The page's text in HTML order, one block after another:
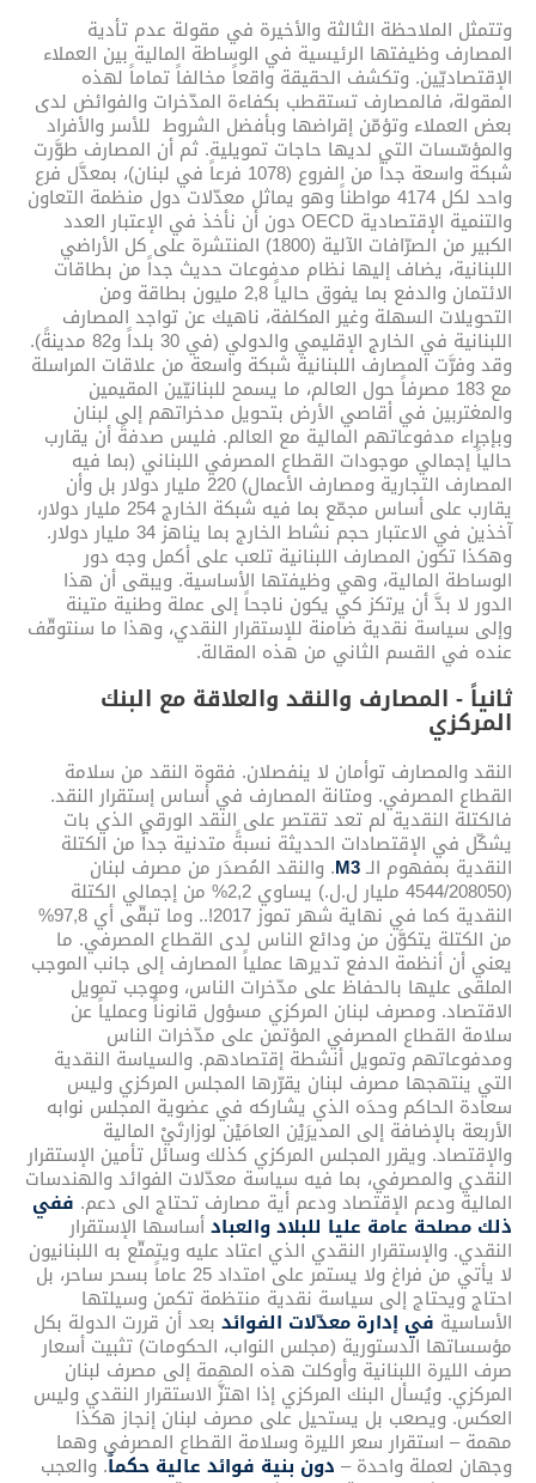
وتتمثل الملاحظة الثالثة والأخيرة في مقولة عدم تأدية
المصارف وظيفتها الرئيسية في الوساطة المالية بين العملاء
الإقتصاديّين. وتكشف الحقيقة واقعاً مخالفاً تماماً لهذه
المقولة، فالمصارف تستقطب بكفاءة المدّخرات والفوائض لدى
بعض العملاء وتؤمّن إقراضها وبأفضل الشروط للأسر والأفراد
والمؤسّسات التي لديها حاجات تمويلية. ثم أن المصارف طوَّرت
شبكة واسعة جداً من الفروع (1078 فرعاً في لبنان)، بمعدَّل فرع
واحد لكل 4174 مواطناً وهو يماثل معدّلات دول منظمة التعاون
والتنمية الإقتصادية OECD دون أن نأخذ في الإعتبار العدد
الكبير من الصرّافات الآلية (1800) المنتشرة على كل الأراضي
اللبنانية، يضاف إليها نظام مدفوعات حديث جداً من بطاقات
الائتمان والدفع بما يفوق حالياً 2,8 مليون بطاقة ومن
التحويلات السهلة وغير المكلفة، ناهيك عن تواجد المصارف
اللبنانية في الخارج الإقليمي والدولي (في 30 بلداً و82 مدينةً).
وقد وفرَّت المصارف اللبنانية شبكة واسعة من علاقات المراسلة
مع 183 مصرفاً حول العالم، ما يسمح للبنانيّين المقيمين
والمغتربين في أقاصي الأرض بتحويل مدخراتهم إلى لبنان
وبإجراء مدفوعاتهم المالية مع العالم. فليس صدفةً أن يقارب
حالياً إجمالي موجودات القطاع المصرفي اللبناني (بما فيه
المصارف التجارية ومصارف الأعمال) 220 مليار دولار بل وأن
يقارب على أساس مجمّع بما فيه شبكة الخارج 254 مليار دولار،
آخذين في الاعتبار حجم نشاط الخارج بما يناهز 34 مليار دولار.
وهكذا تكون المصارف اللبنانية تلعب على أكمل وجه دور
الوساطة المالية، وهي وظيفتها الأساسية. ويبقى أن هذا
الدور لا بدَّ أن يرتكز كي يكون ناجحاً إلى عملة وطنية متينة
وإلى سياسة نقدية ضامنة للإستقرار النقدي، وهذا ما سنتوقّف
عنده في القسم الثاني من هذه المقالة.
ثانياً - المصارف والنقد والعلاقة مع البنك
المركزي
النقد والمصارف توأمان لا ينفصلان. فقوة النقد من سلامة
القطاع المصرفي. ومتانة المصارف في أساس إستقرار النقد.
فالكتلة النقدية لم تعد تقتصر على النقد الورقي الذي بات
يشكّل في الإقتصادات الحديثة نسبةً متدنية جداً من الكتلة
النقدية بمفهوم الـM3. والنقد المُصدَر من مصرف لبنان
(4544/208050 مليار ل.ل.) يساوي 2,2% من إجمالي الكتلة
النقدية كما في نهاية شهر تموز 2017!.. وما تبقّى أي 97,8%
من الكتلة يتكوَّن من ودائع الناس لدى القطاع المصرفي. ما
يعني أن أنظمة الدفع تديرها عملياً المصارف إلى جانب الموجب
الملقى عليها بالحفاظ على مدّخرات الناس، وموجب تمويل
الاقتصاد. ومصرف لبنان المركزي مسؤول قانوناً وعملياً عن
سلامة القطاع المصرفي المؤتمن على مدّخرات الناس
ومدفوعاتهم وتمويل أنشطة إقتصادهم. والسياسة النقدية
التي ينتهجها مصرف لبنان يقرّرها المجلس المركزي وليس
سعادة الحاكم وحدَه الذي يشاركه في عضوية المجلس نوابه
الأربعة بالإضافة إلى المديرَيْن العامَيْن لوزارتَيْ المالية
والإقتصاد. ويقرر المجلس المركزي كذلك وسائل تأمين الإستقرار
النقدي والمصرفي، بما فيه سياسة معدّلات الفوائد والهندسات
المالية ودعم الإقتصاد ودعم أية مصارف تحتاج الى دعم. ففي
ذلك مصلحة عامة عليا للبلاد والعبادأساسها الإستقرار
النقدي. والإستقرار النقدي الذي اعتاد عليه ويتمتّع به اللبنانيون
لا يأتي من فراغ ولا يستمر على امتداد 25 عاماً بسحر ساحر، بل
احتاج ويحتاج إلى سياسة نقدية منتظمة تكمن وسيلتها
الأساسية في إدارة معدّلات الفوائد بعد أن قررت الدولة بكل
مؤسساتها الدستورية (مجلس النواب، الحكومات) تثبيت أسعار
صرف الليرة اللبنانية وأوكلت هذه المهمة إلى مصرف لبنان
المركزي. ويُسأل البنك المركزي إذا اهتزَّ الاستقرار النقدي وليس
العكس. ويصعب بل يستحيل على مصرف لبنان إنجاز هكذا
مهمة – استقرار سعر الليرة وسلامة القطاع المصرفي وهما
وجهان لعملة واحدة – دون بنية فوائد عالية حكماً. والعجب